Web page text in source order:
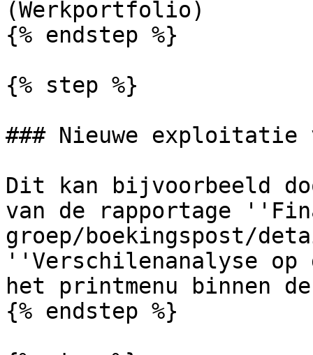
(Werkportfolio)
{% endstep %}
{% step %}
### Nieuwe exploitatie
Dit kan bijvoorbeeld
van de rapportage
groep/boekingspost/
''Verschilenanalyse
het printmenu binnen
{% endstep %}